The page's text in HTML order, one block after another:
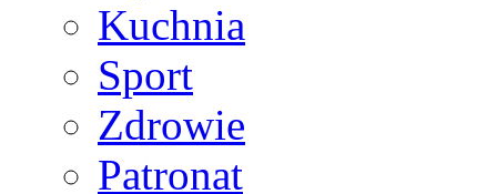
Kuchnia
Sport
Zdrowie
Patronat